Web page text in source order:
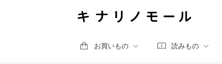
お買いもの 読みもの